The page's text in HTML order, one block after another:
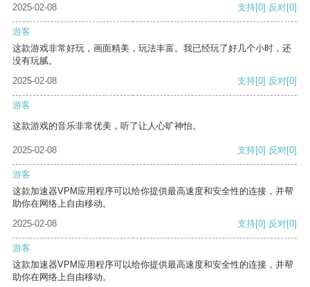
2025-02-08
支持[0] 反对[0]
游客
这款游戏非常好玩，画面精美，玩法丰富。我已经玩了好几个小时，还
没有玩腻。
2025-02-08
支持[0] 反对[0]
游客
这款游戏的音乐非常优美，听了让人心旷神怡。
2025-02-08 支持[0] 反对[0]
游客
这款加速器VPM应用程序可以给你提供最高速度和安全性的连接，并帮
助你在网络上自由移动。
2025-02-08
支持[0] 反对[0]
游客
这款加速器VPM应用程序可以给你提供最高速度和安全性的连接，并帮
助你在网络上自由移动。